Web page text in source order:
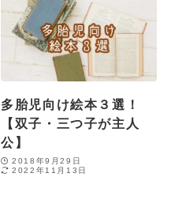
多胎児向け絵本３選！
【双子・三つ子が主人
公】
2018年9月29日
2022年11月13日